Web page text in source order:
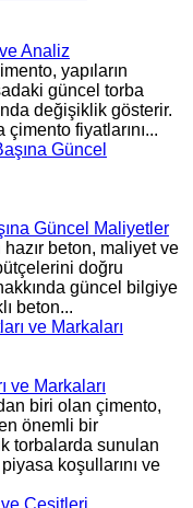
Analiz
yapıların
güncel torba
değişiklik gösterir.
fiyatlarını...
Güncel Maliyetler
hazır beton, maliyet ve
doğru
güncel bilgiye
beton...
ve Markaları
biri olan çimento,
önemli bir
torbalarda sunulan
koşullarını ve